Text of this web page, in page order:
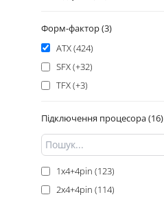
Форм-фактор (3)
ATX (424)
SFX (+32)
TFX (+3)
Підключення процесора (16)
1x4+4pin (123)
2x4+4pin (114)